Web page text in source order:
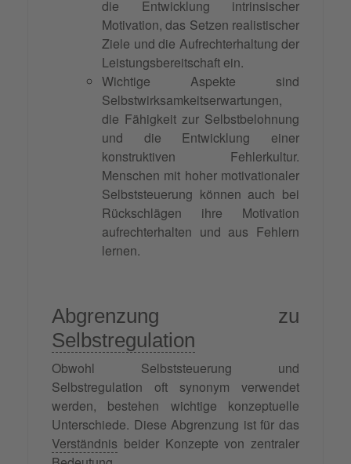
die Entwicklung intrinsischer
Motivation, das Setzen realistischer
Ziele und die Aufrechterhaltung der
Leistungsbereitschaft ein.
Wichtige Aspekte sind
Selbstwirksamkeitserwartungen,
die Fähigkeit zur Selbstbelohnung
und die Entwicklung einer
konstruktiven Fehlerkultur.
Menschen mit hoher motivationaler
Selbststeuerung können auch bei
Rückschlägen ihre Motivation
aufrechterhalten und aus Fehlern
lernen.
Abgrenzung zu
Selbstregulation
Obwohl Selbststeuerung und
Selbstregulation oft synonym verwendet
werden, bestehen wichtige konzeptuelle
Unterschiede. Diese Abgrenzung ist für das
Verständnis beider Konzepte von zentraler